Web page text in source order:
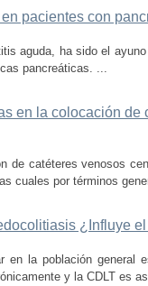
pacientes con
aguda, ha sido el
pancreáticas. ...
en la colocación de
de catéteres venosos
cuales por términos
¿Influye
en la población
y la CDLT es